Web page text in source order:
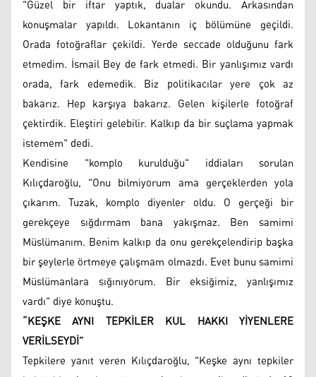
"Güzel bir iftar yaptık, dualar okundu. Arkasından
konuşmalar yapıldı. Lokantanın iç bölümüne geçildi.
Orada fotoğraflar çekildi. Yerde seccade olduğunu fark
etmedim. İsmail Bey de fark etmedi. Bir yanlışımız vardı
orada, fark edemedik. Biz politikacılar yere çok az
bakarız. Hep karşıya bakarız. Gelen kişilerle fotoğraf
çektirdik. Eleştiri gelebilir. Kalkıp da bir suçlama yapmak
istemem" dedi.
Kendisine "komplo kurulduğu" iddiaları sorulan
Kılıçdaroğlu, "Onu bilmiyorum ama gerçeklerden yola
çıkarım. Tuzak, komplo diyenler oldu. O gerçeği bir
gerekçeye sığdırmam bana yakışmaz. Ben samimi
Müslümanım. Benim kalkıp da onu gerekçelendirip başka
bir şeylerle örtmeye çalışmam olmazdı. Evet bunu samimi
Müslümanlara sığınıyorum. Bir eksiğimiz, yanlışımız
vardı" diye konuştu.
“KEŞKE AYNI TEPKİLER KUL HAKKI YİYENLERE
VERİLSEYDİ”
Tepkilere yanıt veren Kılıçdaroğlu, "Keşke aynı tepkiler